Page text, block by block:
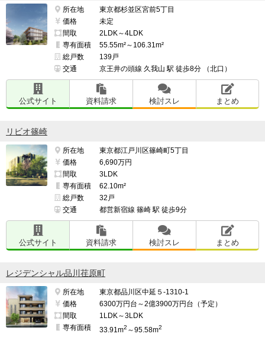
所在地
東京都杉並区宮前5丁目
価格
未定
間取
2LDK～4LDK
専有面積
55.55m²～106.31m²
総戸数
139戸
交通
京王井の頭線 久我山 駅 徒歩8分 （北口）
公式サイト 資料請求 検討スレ まとめ
リビオ篠崎
所在地
東京都江戸川区篠崎町5丁目
価格
6,690万円
間取
3LDK
専有面積
62.10m²
総戸数
32戸
交通
都営新宿線 篠崎 駅 徒歩9分
公式サイト 資料請求 検討スレ まとめ
レジデンシャル品川荏原町
所在地
東京都品川区中延５-1310-1
価格
6300万円台～2億3900万円台（予定）
間取
1LDK～3LDK
専有面積
33.91m2 ～95.58m2